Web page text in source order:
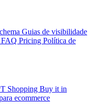
Guias de visibilidade
FAQ Pricing Política de
Shopping Buy it in
ecommerce